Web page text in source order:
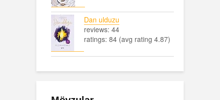
Dan ulduzu
reviews: 44
ratings: 84 (avg rating 4.87)